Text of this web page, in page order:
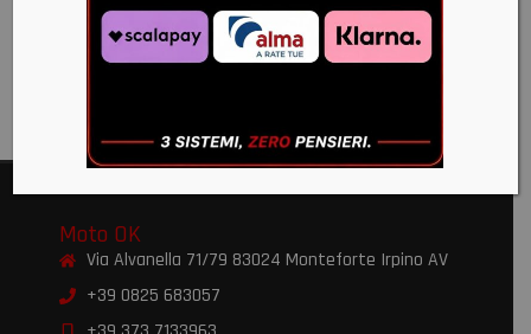
€359,99
€330,00
NERO
€359,99
Moto OK
Via Alvanella 71/79 83024 Monteforte Irpino AV
+39 0825 683057